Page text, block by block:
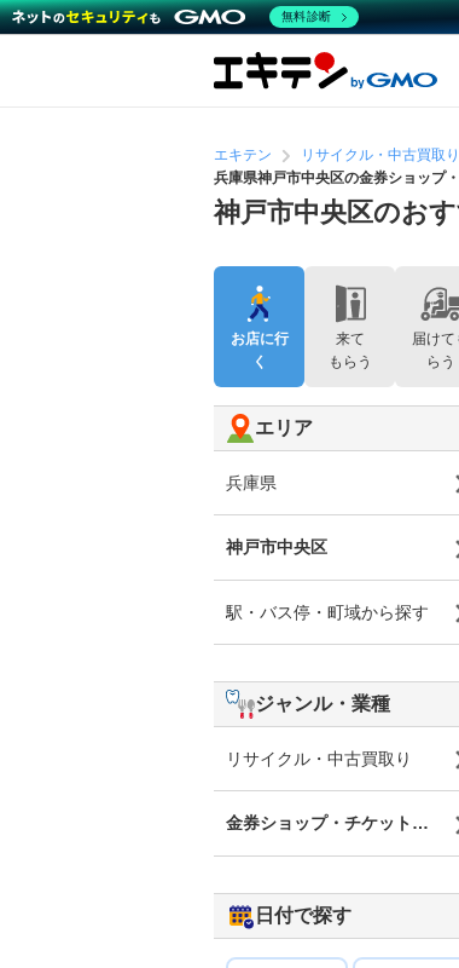
エキテン リサイクル・中古買取り
兵庫県神戸市中央区の金券ショップ
神戸市中央区のお
お店に行
く
来て
もらう
届けて
らう
エリア
兵庫県
神戸市中央区
駅・バス停・町域から探す
ジャンル・業種
リサイクル・中古買取り
金券ショップ・チケットショッ
日付で探す
無料診断